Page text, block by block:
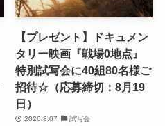
【プレゼント】ドキュメン
タリー映画『戦場0地点』
特別試写会に40組80名様ご
招待☆（応募締切：8月19
日）
2026.8.07 試写会